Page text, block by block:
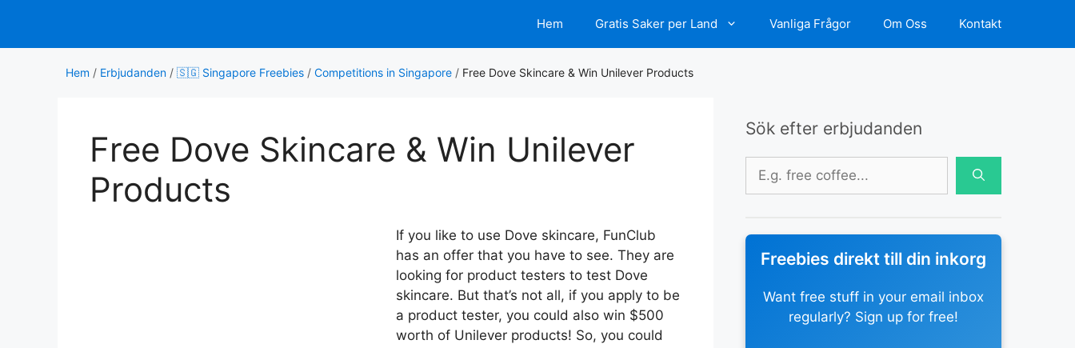
innehåll
Hem Gratis Saker per Land Vanliga Frågor Om Oss Kontakt
Hem / Erbjudanden / 🇸🇬 Singapore Freebies / Competitions in Singapore / Free Dove Skincare & Win Unilever Products
Free Dove Skincare & Win Unilever
Products
If you like to use Dove skincare, FunClub
has an offer that you have to see. They are
looking for product testers to test Dove
skincare. But that’s not all, if you apply to be
a product tester, you could also win $500
worth of Unilever products! So, you could
Sök efter erbjudanden
Sök
efter:
Freebies direkt till din inkorg
Want free stuff in your email inbox
regularly? Sign up for free!